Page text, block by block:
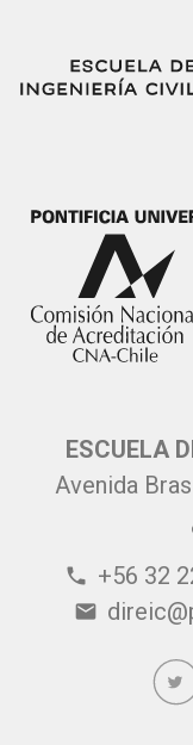
ESCUELA
Avenida
phone +56 32
email